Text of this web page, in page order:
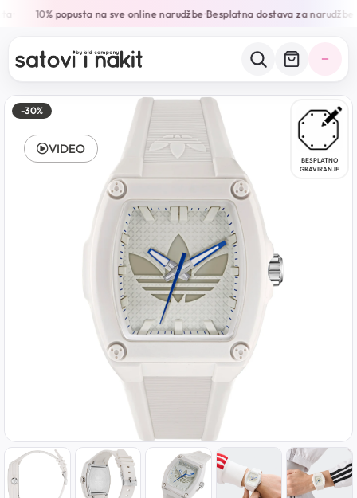
10% popusta na sve online narudžbe•Besplatna dostava za narudžbe
-30%
BESPLATNO
GRAVIRANJE
VIDEO